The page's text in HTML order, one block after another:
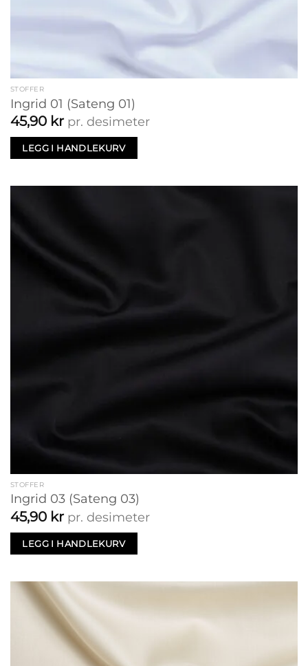
STOFFER
Ingrid 01 (Sateng 01)
45,90 kr pr. desimeter
LEGG I HANDLEKURV
STOFFER
Ingrid 03 (Sateng 03)
45,90 kr pr. desimeter
LEGG I HANDLEKURV